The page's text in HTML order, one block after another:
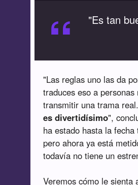
“ "Es tan
"Las reglas uno las da
traduces eso a
transmitir una trama
es divertidísimo",
ha estado hasta la
pero ahora ya está
todavía no tiene un
Veremos cómo le sienta